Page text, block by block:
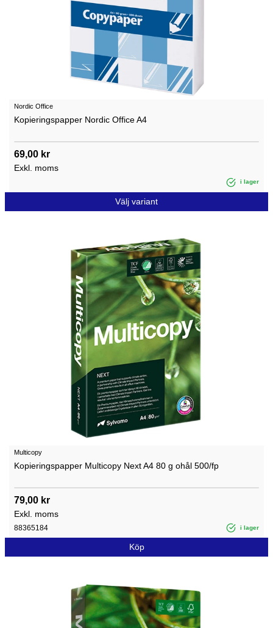
Nordic Office
Kopieringspapper Nordic Office A4
69,00 kr
Exkl. moms
i lager
Välj variant
Multicopy
Kopieringspapper Multicopy Next A4 80 g ohål 500/fp
79,00 kr
Exkl. moms
88365184 i lager
Köp